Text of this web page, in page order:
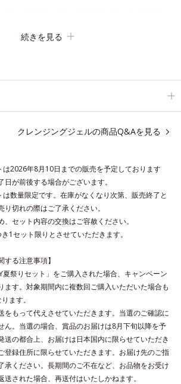
でもお使いいただけます。
商品ページをご覧ください。
着色 ●ヒアルロン酸ナトリウム、マリンコラー
エキス配合＝保湿成分●グリチルリチン酸ジカ
やかに整える成分●植物性洗浄成分（ヤシ油由
フリー●弱酸性
＝全ての方にアレルギーが起こらないという
クテスト済＝すべての人にコメド（ニキビの
うわけではありません。
続きを見る
クレンジングジェルの商品Q&Aを見る
2026年8月10日までの販売を予定しております
が前後する場合がございます。
数量限定です。在庫がなくなり次第、販売終了と
切れの際はご了承ください。
セット内容の交換はご容赦ください。
1セット限りとさせていただきます。
する注意事項】
夏祭りセット」をご購入された場合、キャンペーン
ます。対象期間内に複数回ご購入いただいた場合も
ます。
をもって代えさせていただきます。当選のご確認に
ん。当選の場合、賞品のお届けは8月下旬以降を予
送の都合上、お届けは日本国内に限らせていただき
登録住所に限らせていただきます。お届け先のご指
承ください。長期間のご不在など、お品物をお受け
された場合、再送付はいたしかねます。